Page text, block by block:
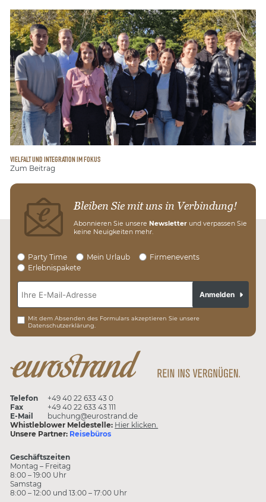
VIELFALT UND INTEGRATION IM FOKUS
Zum Beitrag
Bleiben Sie mit uns in Verbindung!
Abonnieren Sie unsere Newsletter und verpassen Sie
keine Neuigkeiten mehr.
Party Time Mein Urlaub
Firmenevents
Erlebnispakete
Mit dem Absenden des Formulars akzeptieren Sie unsere
Datenschutzerklärung.
Anmelden
Telefon
+49 40 22 633 43 0
Fax
+49 40 22 633 43 111
E-Mail
buchung@eurostrand.de
Whistleblower Meldestelle: Hier klicken.
Unsere Partner: Reisebüros
Geschäftszeiten
Montag – Freitag
8:00 – 19:00 Uhr
Samstag
8:00 – 12:00 und 13:00 – 17:00 Uhr